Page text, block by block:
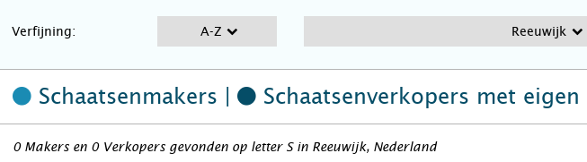
Verfijning: A-Z Reeuwijk
Schaatsenmakers | Schaatsenverkopers met eigen
0 Makers en 0 Verkopers gevonden op letter S in Reeuwijk, Nederland